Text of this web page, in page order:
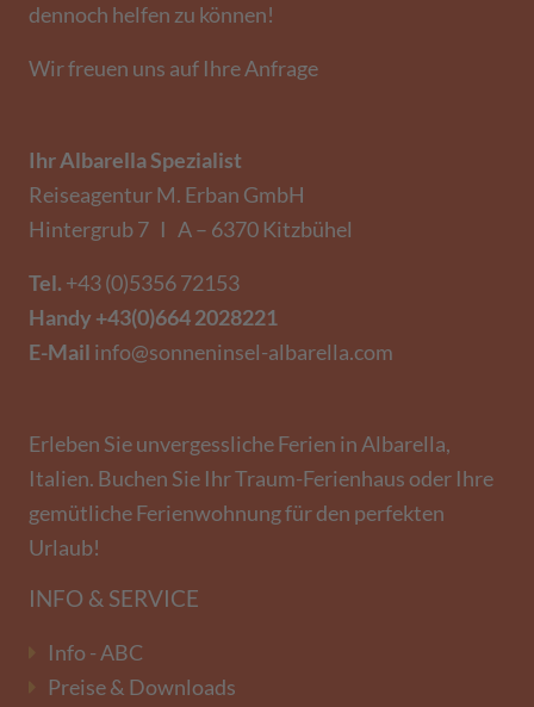
dennoch helfen zu können!
Wir freuen uns auf Ihre Anfrage
Ihr Albarella Spezialist
Reiseagentur M. Erban GmbH
Hintergrub 7 I A – 6370 Kitzbühel
Tel. +43 (0)5356 72153
Handy +43(0)664 2028221
E-Mail info@sonneninsel-albarella.com
Erleben Sie unvergessliche Ferien in Albarella,
Italien. Buchen Sie Ihr Traum-Ferienhaus oder Ihre
gemütliche Ferienwohnung für den perfekten
Urlaub!
INFO & SERVICE
Info - ABC
Preise & Downloads